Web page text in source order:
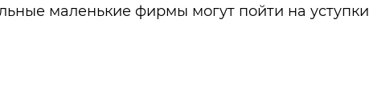
маленькие фирмы могут пойти на уступки